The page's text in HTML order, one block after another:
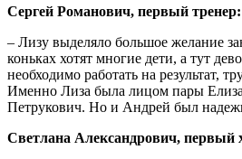
Сергей Романович, первый тренер:
– Лизу выделяло большое желание
коньках хотят многие дети, а тут
необходимо работать на результат,
Именно Лиза была лицом пары
Петрукович. Но и Андрей был
Светлана Александрович, первый